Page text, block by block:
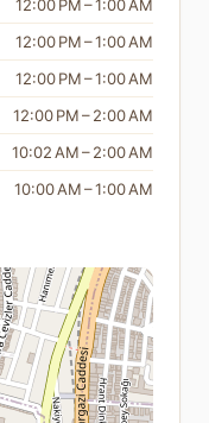
12:00 PM – 1:00 AM
12:00 PM – 1:00 AM
12:00 PM – 1:00 AM
12:00 PM – 2:00 AM
10:02 AM – 2:00 AM
10:00 AM – 1:00 AM